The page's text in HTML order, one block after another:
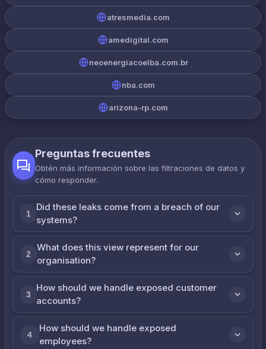
atresmedia.com
amedigital.com
neoenergiacoelba.com.br
nba.com
arizona-rp.com
Preguntas frecuentes
Obtén más información sobre las filtraciones de datos y
cómo responder.
1
Did these leaks come from a breach of our
systems?
2
What does this view represent for our
organisation?
3
How should we handle exposed customer
accounts?
4
How should we handle exposed
employees?